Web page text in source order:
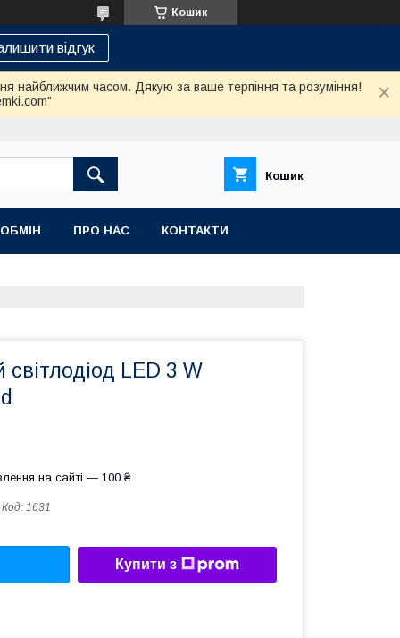
Кошик
відгук
найближчим часом. Дякую за ваше терпіння та розуміння!
Кошик
ПРО НАС КОНТАКТИ
LED 3 W
на сайті — 100 ₴
Код: 1631
Купити з